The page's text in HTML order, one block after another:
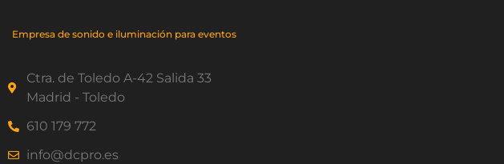
Empresa de sonido e iluminación para eventos
Ctra. de Toledo A-42 Salida 33
Madrid - Toledo
610 179 772
info@dcpro.es